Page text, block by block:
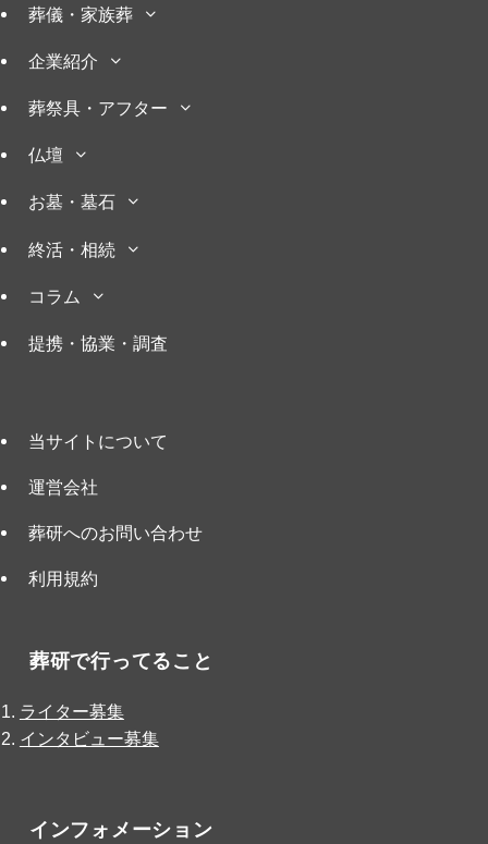
葬儀・家族葬
企業紹介
葬祭具・アフター
仏壇
お墓・墓石
終活・相続
コラム
提携・協業・調査
当サイトについて
運営会社
葬研へのお問い合わせ
利用規約
葬研で行ってること
ライター募集
インタビュー募集
インフォメーション